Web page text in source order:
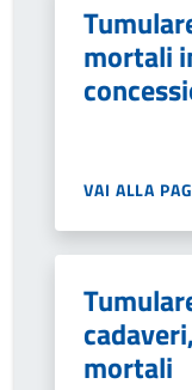
mortali
VAI ALLA
mortali